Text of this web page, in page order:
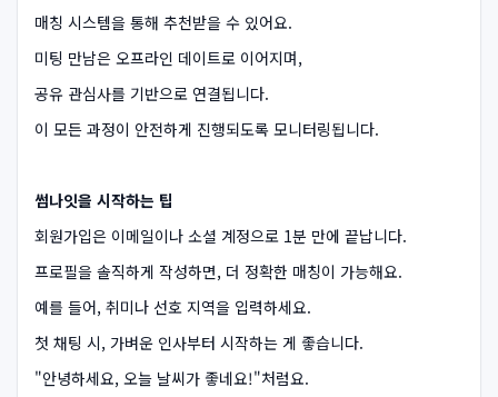
매칭 시스템을 통해 추천받을 수 있어요.
미팅 만남은 오프라인 데이트로 이어지며,
공유 관심사를 기반으로 연결됩니다.
이 모든 과정이 안전하게 진행되도록 모니터링됩니다.
썸나잇을 시작하는 팁
회원가입은 이메일이나 소셜 계정으로 1분 만에 끝납니다.
프로필을 솔직하게 작성하면, 더 정확한 매칭이 가능해요.
예를 들어, 취미나 선호 지역을 입력하세요.
첫 채팅 시, 가벼운 인사부터 시작하는 게 좋습니다.
"안녕하세요, 오늘 날씨가 좋네요!"처럼요.